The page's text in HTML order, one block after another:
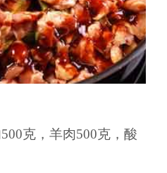
克，羊肉500克，酸